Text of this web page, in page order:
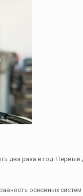
два раза в год.
основных